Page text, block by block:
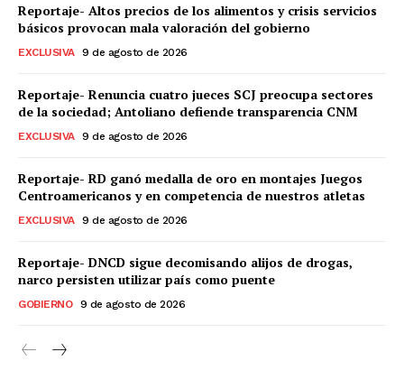
Reportaje- Altos precios de los alimentos y crisis servicios
básicos provocan mala valoración del gobierno
EXCLUSIVA 9 de agosto de 2026
Reportaje- Renuncia cuatro jueces SCJ preocupa sectores
de la sociedad; Antoliano defiende transparencia CNM
EXCLUSIVA 9 de agosto de 2026
Reportaje- RD ganó medalla de oro en montajes Juegos
Centroamericanos y en competencia de nuestros atletas
EXCLUSIVA 9 de agosto de 2026
Reportaje- DNCD sigue decomisando alijos de drogas,
narco persisten utilizar país como puente
GOBIERNO 9 de agosto de 2026